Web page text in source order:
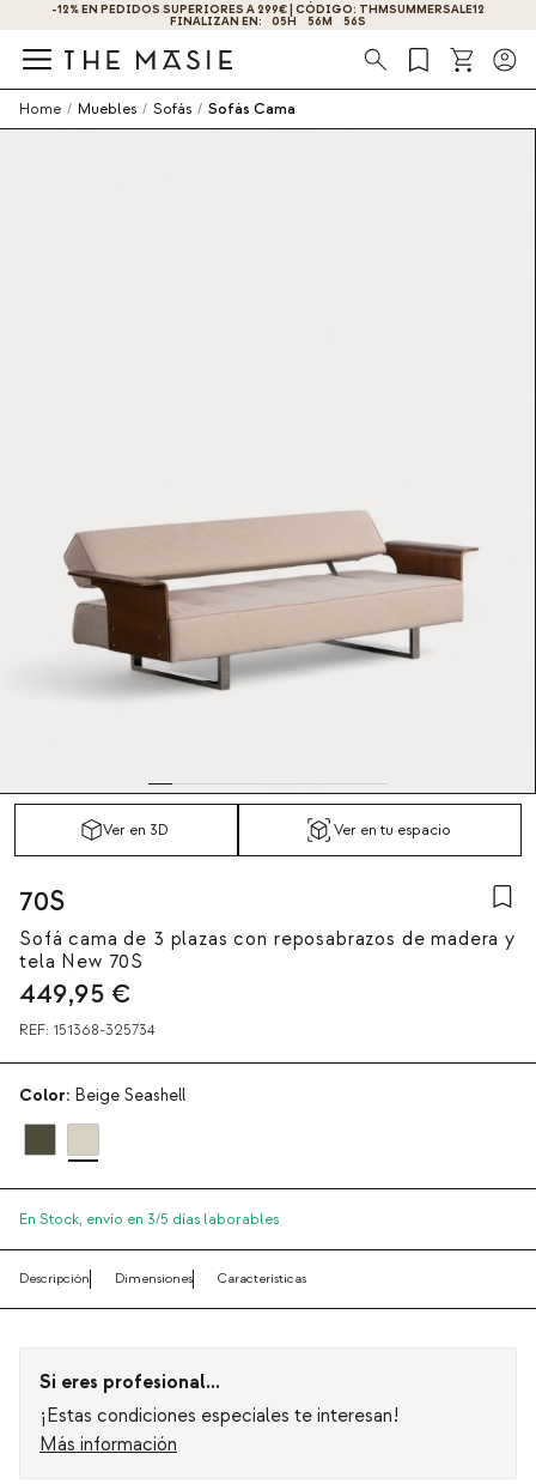
¡OBTÉN UN -10% DE DESCUENTO AL SUSCRIBIRTE AHORA!
Búsqueda
Home / Muebles / Sofás / Sofás Cama
Ver en 3D Ver en tu espacio
70S
Sofá cama de 3 plazas con reposabrazos de madera y
tela New 70S
449,95 €
REF: 151368-325734
Color: Beige Seashell
En Stock, envío en 3/5 días laborables
Descripción Dimensiones Características
Si eres profesional...
¡Estas condiciones especiales te interesan!
Más información